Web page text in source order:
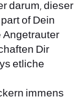
darum, dieser
of Dein
Angetrauter
Dir
etliche
immens